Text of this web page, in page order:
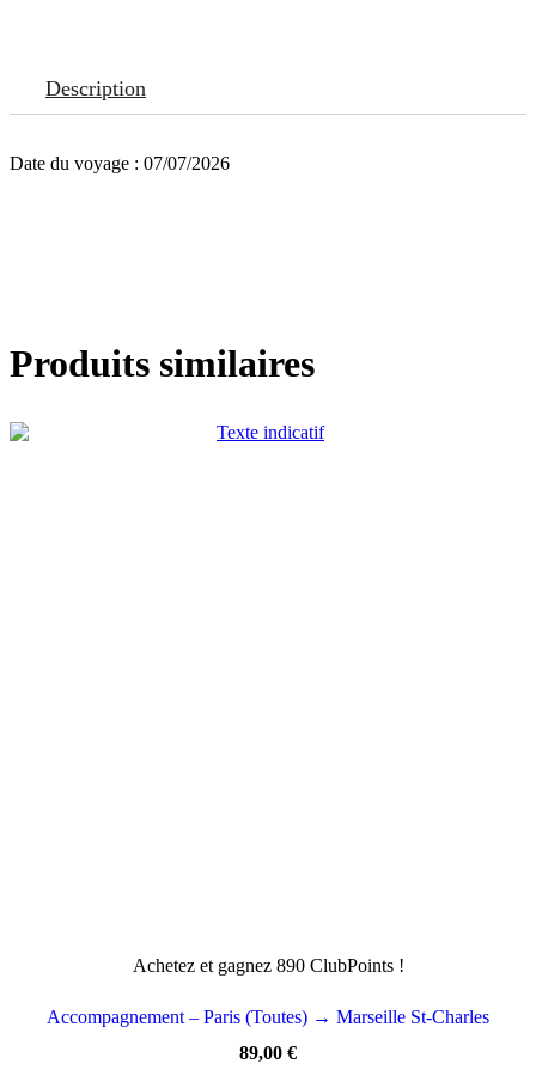
Description
Date du voyage : 07/07/2026
Produits similaires
Achetez et gagnez 890 ClubPoints !
Accompagnement – Paris (Toutes) → Marseille St-Charles
89,00 €